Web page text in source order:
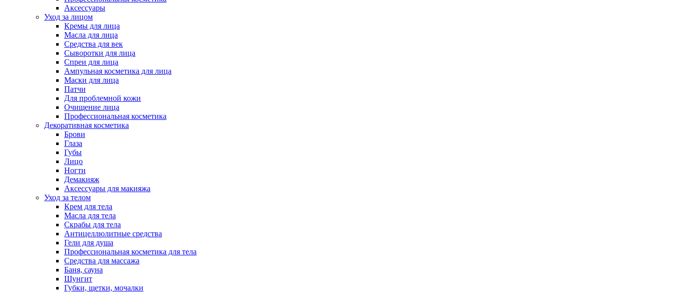
Аксессуары
Уход за лицом
Кремы для лица
Масла для лица
Средства для век
Сыворотки для лица
Спреи для лица
Ампульная косметика для лица
Маски для лица
Патчи
Для проблемной кожи
Очищение лица
Профессиональная косметика
Декоративная косметика
Брови
Глаза
Губы
Лицо
Ногти
Демакияж
Аксессуары для макияжа
Уход за телом
Крем для тела
Масла для тела
Скрабы для тела
Антицеллюлитные средства
Гели для душа
Профессиональная косметика для тела
Средства для массажа
Баня, сауна
Шунгит
Губки, щетки, мочалки